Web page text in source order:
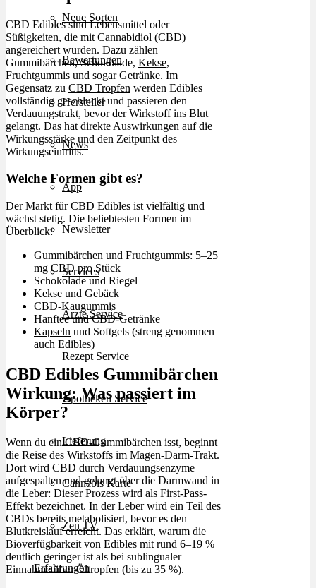
Neue Sorten
Bewertungen
Hersteller
News
App
Newsletter
Services
Ärzte Service
Rezept Service
Apotheken Service
Lieferung
Cannabis Karte
Zen TV
Erfahrungen
CBD Edibles sind Lebensmittel oder
Süßigkeiten, die mit Cannabidiol (CBD)
angereichert wurden. Dazu zählen
Gummibärchen, Schokolade, Kekse,
Fruchtgummis und sogar Getränke. Im
Gegensatz zu CBD Tropfen werden Edibles
vollständig geschluckt und passieren den
Verdauungstrakt, bevor der Wirkstoff ins Blut
gelangt. Das hat direkte Auswirkungen auf die
Wirkungsstärke und den Zeitpunkt des
Wirkungseintritts.
Welche Formen gibt es?
Der Markt für CBD Edibles ist vielfältig und
wächst stetig. Die beliebtesten Formen im
Überblick:
Gummibärchen und Fruchtgummis: 5–25
mg CBD pro Stück
Schokolade und Riegel
Kekse und Gebäck
CBD-Kaugummis
Hanftee und CBD-Getränke
Kapseln und Softgels (streng genommen
auch Edibles)
CBD Edibles Gummibärchen
Wirkung: Was passiert im
Körper?
Wenn du ein CBD-Gummibärchen isst, beginnt
die Reise des Wirkstoffs im Magen-Darm-Trakt.
Dort wird CBD durch Verdauungsenzyme
aufgespalten und gelangt über die Darmwand in
die Leber: Dieser Prozess wird als First-Pass-
Effekt bezeichnet. In der Leber wird ein Teil des
CBDs bereits metabolisiert, bevor es den
Blutkreislauf erreicht. Das erklärt, warum die
Bioverfügbarkeit von Edibles mit rund 6–19 %
deutlich geringer ist als bei sublingualer
Einnahme über Öltropfen (bis zu 35 %).